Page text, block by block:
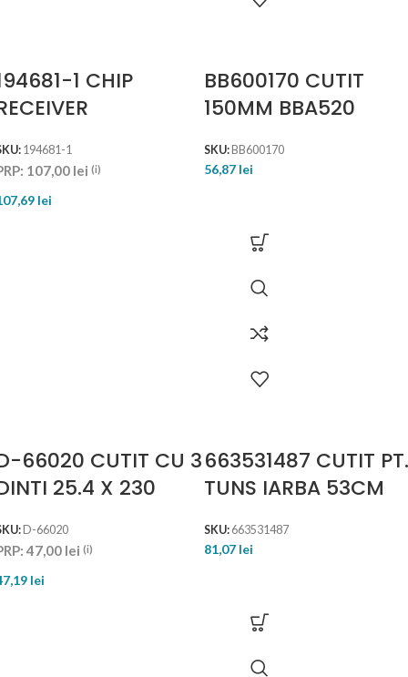
1 CHIP
194681-1
107,00 lei (i)
lei
BB600170 CUTIT
150MM BBA520
SKU: BB600170
56,87 lei
66020 CUTIT CU 3
25.4 X 230
D-66020
47,00 lei (i)
lei
663531487 CUTIT PT.
TUNS IARBA 53CM
SKU: 663531487
81,07 lei